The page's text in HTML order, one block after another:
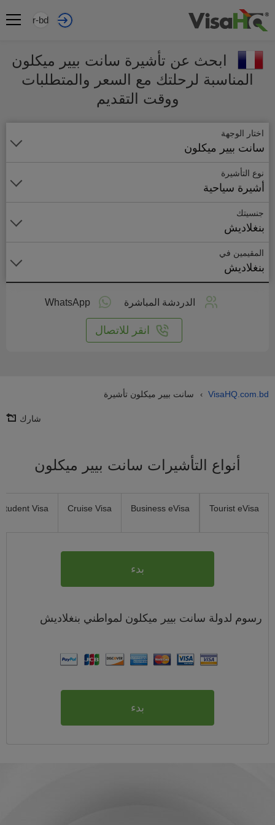
ar-bd
ابحث عن تأشيرة سانت بيير ميكلون
المناسبة لرحلتك مع السعر والمتطلبات
ووقت التقديم
اختار الوجهة
سانت بيير ميكلون
نوع التأشيرة
أشيرة سياحية
جنسيتك
بنغلاديش
المقيمين في
بنغلاديش
الدردشة المباشرة WhatsApp
انقر للاتصال
VisaHQ.com.bd
› سانت بيير ميكلون تأشيرة
شارك
أنواع التأشيرات سانت بيير ميكلون
Tourist eVisa
Business eVisa
Cruise Visa
Student Visa
بدء
رسوم لدولة سانت بيير ميكلون لمواطني بنغلاديش
بدء